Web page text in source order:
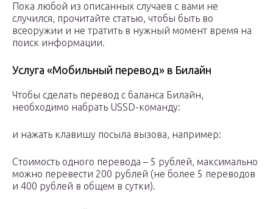
Пока любой из описанных случаев с вами не
случился, прочитайте статью, чтобы быть во
всеоружии и не тратить в нужный момент время на
поиск информации.
Услуга «Мобильный перевод» в Билайн
Чтобы сделать перевод с баланса Билайн,
необходимо набрать USSD-команду:
и нажать клавишу посыла вызова, например:
Стоимость одного перевода – 5 рублей, максимально
можно перевести 200 рублей (не более 5 переводов
и 400 рублей в общем в сутки).